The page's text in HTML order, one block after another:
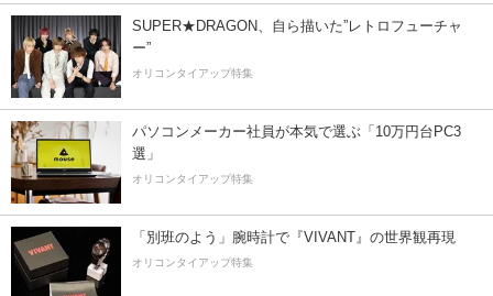
SUPER★DRAGON、自ら描いた”レトロフューチャ
ー”
オリコンタイアップ特集
パソコンメーカー社員が本気で選ぶ「10万円台PC3
選」
オリコンタイアップ特集
「別班のよう」腕時計で『VIVANT』の世界観再現
オリコンタイアップ特集